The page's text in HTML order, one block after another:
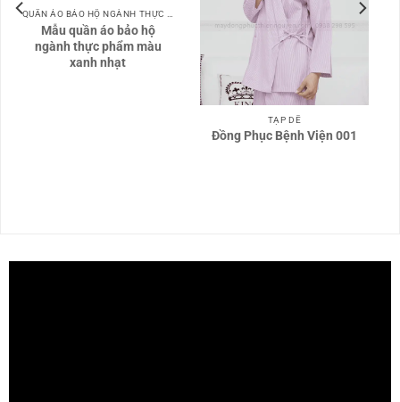
QUẦN ÁO BẢO HỘ NGÀNH THỰC PHẨM
Mẫu quần áo bảo hộ
ngành thực phẩm màu
xanh nhạt
TẠP DỀ
Đồng Phục Bệnh Viện 001